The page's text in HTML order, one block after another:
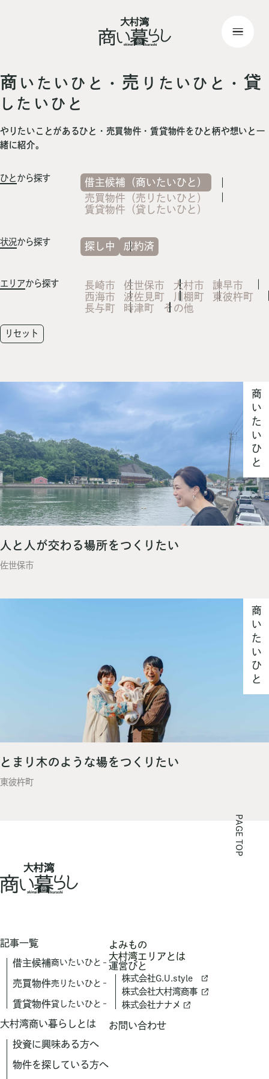
商 いたいひと・ 売 りたいひと・貸
したいひと
やりたいことがあるひと・売買物件・賃貸物件をひと柄や想いと一
緒に紹介。
ひと から探す
借主候補（商いたいひと）
売買物件（売りたいひと）
賃貸物件（貸したいひと）
状況から探す 探し中 成約済
エリアから探す 長崎市 佐世保市 大村市
諫早市
西海市
波佐見町 川棚町
東彼杵町
長与町
時津町 その他
リセット
商いたいひと
人と人が交わる場所をつくりたい
佐世保市
商いたいひと
とまり木のような場をつくりたい
東彼杵町
PAGE TOP
記事一覧
借主候補商いたいひと
売買物件売りたいひと
賃貸物件貸したいひと
大村湾商い暮らしとは
投資に興味ある方へ
物件を探している方へ
よみもの
大村湾エリアとは
運営びと
株式会社G.U.style
株式会社大村湾商事
株式会社ナナメ
お問い合わせ